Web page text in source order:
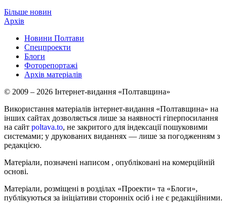
Більше новин
Архів
Новини Полтави
Спецпроекти
Блоги
Фоторепортажі
Архів матеріалів
© 2009 – 2026 Інтернет-видання «Полтавщина»
Використання матеріалів інтернет-видання «Полтавщина» на
інших сайтах дозволяється лише за наявності гіперпосилання
на сайт poltava.to, не закритого для індексації пошуковими
системами; у друкованих виданнях — лише за погодженням з
редакцією.
Матеріали, позначені написом , опубліковані на комерційній
основі.
Матеріали, розміщені в розділах «Проекти» та «Блоги»,
публікуються за ініціативи сторонніх осіб і не є редакційними.